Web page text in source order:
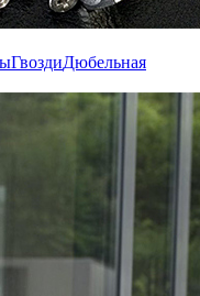
ГвоздиДюбельная